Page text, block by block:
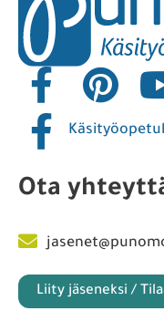
Ota
Liity jäseneksi /